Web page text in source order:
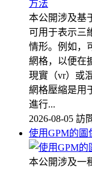
本公開涉及基
可用于表示三
情形。例如，
網格，以便在
現實（vr）或
網格壓縮是用
進行...
2026-08-05 訪
使用GPM的圖
本公開涉及一